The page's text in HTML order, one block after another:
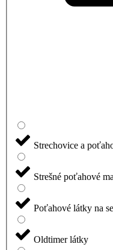
Strechovice a
Strešné poťahové
Poťahové látky na
Oldtimer látky